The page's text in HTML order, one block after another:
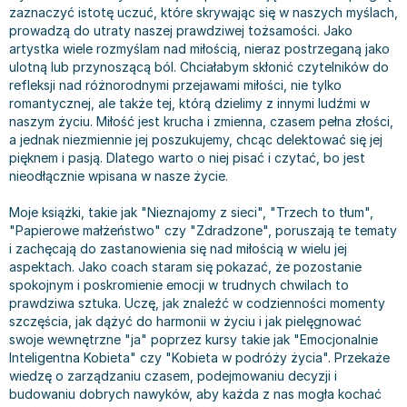
Bajki wiersze
Do kolorowania i naklejania
Kontrastowe obrazki
Kreatywne / Aktywizujące
Poznawanie świata
Podręczniki szkolne
Edukacja przedszkolna
Liceum, Technikum
Szkoła podstawowa
Szkoły wyższe
Szkoła zawodowa
Książki: finanse, księgowość, bankowość
Książki o gospodarce
Inne
Książki o marketingu
Książki o zarządzaniu
Historia - książki
Archeologia - książki
Historia Polski - książki
Historia świata - książki
II Wojna Światowa - książki
Książki militarne
Książki: Prawo
Inne
Książki: Prawo administracyjne
Książki: Prawo cywilne
Książki: Prawo finansowe
Książki: Prawo karne
Książki: pamiętniki, dzienniki i listy
Wywiady, wspomnienia - książki
Komiksy
Komiksy dla dorosłych
Komiksy dla dzieci
Komiksy dla młodzieży
Komiksy obcojęzyczne
Fantastyka, horror - książki
Książki fantasy
Książki horrory
Science Fiction - książki
Książki kryminały
Książki z poezją, aforyzmami i dramaty
Książki dramaty
Książki humorystyczne i aforyzmy
Tomiki poezji
Książki o sztuce
Liceum i technikum
Podręczniki do 1 klasy liceum i technikum
Podręczniki do 2 klasy liceum i technikum
Podręczniki do 3 klasy liceum i technikum
Podręczniki do klasy 4 liceum i technikum
Podręczniki do szkoły zawodowej
Podręczniki do 1 klasy szkoły zawodowej
Podręczniki do 2 klasy szkoły zawodowej
Podręczniki do 3 klasy szkoły zawodowej
Książki dla dzieci
Książki dla dzieci do 2 lat
Książki: bajki dla dzieci do 2 lat
Do kąpieli i zabawy
Kolorowanki i książki do naklejania do 2 lat
Książki grające, z puzzlami i magnesami do 2 lat
Obrazki kontrastowe dla niemowląt
Poznawanie świata dla dzieci do 2 lat - książki
Książki o sportowcach
Książki: Turystyka i podróże
Albumy krajoznawcze
Albumy krajoznawcze - Polska
Albumy krajoznawcze - Świat
Atlasy
Atlasy - Polska
Atlasy - świat
Globusy
Mapy
Mapy - Polska
Mapy - Świat
Przewodniki turystyczne
Przewodniki turystyczne - Polska
Przewodniki turystyczne - Świat
Książki: Zdrowie, rodzina, związki
Książki: Rodzina, związki
Julian Tuwim
Bracia Grimm
Stephen King
Tanya Valko
Lauren Kate
Jan Brzechwa
E. L. James
Virginia C. Andrews
Waldemar Łysiak
Monika Szwaja
Camilla Läckberg
Jan Kochanowski
Henning Mankell
Beata Pawlikowska
L.J. Smith
Diana Palmer
Bear Grylls
zaznaczyć istotę uczuć, które skrywając się w naszych myślach,
prowadzą do utraty naszej prawdziwej tożsamości. Jako
artystka wiele rozmyślam nad miłością, nieraz postrzeganą jako
ulotną lub przynoszącą ból. Chciałabym skłonić czytelników do
refleksji nad różnorodnymi przejawami miłości, nie tylko
romantycznej, ale także tej, którą dzielimy z innymi ludźmi w
naszym życiu. Miłość jest krucha i zmienna, czasem pełna złości,
a jednak niezmiennie jej poszukujemy, chcąc delektować się jej
pięknem i pasją. Dlatego warto o niej pisać i czytać, bo jest
nieodłącznie wpisana w nasze życie.
Moje książki, takie jak "Nieznajomy z sieci", "Trzech to tłum",
"Papierowe małżeństwo" czy "Zdradzone", poruszają te tematy
i zachęcają do zastanowienia się nad miłością w wielu jej
aspektach. Jako coach staram się pokazać, że pozostanie
spokojnym i poskromienie emocji w trudnych chwilach to
prawdziwa sztuka. Uczę, jak znaleźć w codzienności momenty
szczęścia, jak dążyć do harmonii w życiu i jak pielęgnować
swoje wewnętrzne "ja" poprzez kursy takie jak "Emocjonalnie
Inteligentna Kobieta" czy "Kobieta w podróży życia". Przekaże
wiedzę o zarządzaniu czasem, podejmowaniu decyzji i
budowaniu dobrych nawyków, aby każda z nas mogła kochać